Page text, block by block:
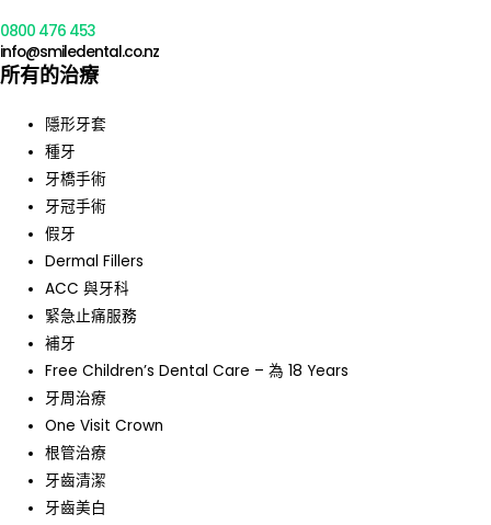
0800 476 453
info@smiledental.co.nz
所有的治療
隱形牙套
種牙
牙橋手術
牙冠手術
假牙
Dermal Fillers
ACC 與牙科
緊急止痛服務
補牙
Free Children’s Dental Care – 為 18 Years
牙周治療
One Visit Crown
根管治療
牙齒清潔
牙齒美白